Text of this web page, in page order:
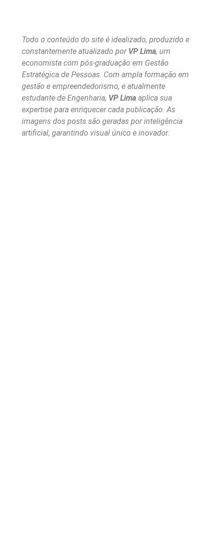
Todo o conteúdo do site é idealizado, produzido e
constantemente atualizado por VP Lima, um
economista com pós-graduação em Gestão
Estratégica de Pessoas. Com ampla formação em
gestão e empreendedorismo, e atualmente
estudante de Engenharia, VP Lima aplica sua
expertise para enriquecer cada publicação. As
imagens dos posts são geradas por inteligência
artificial, garantindo visual único e inovador.